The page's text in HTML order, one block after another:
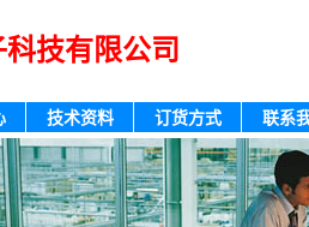
技有限公司
技术资料 订货方式 联系